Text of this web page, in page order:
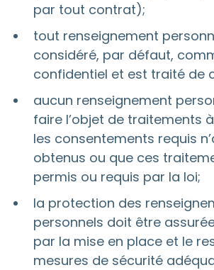
par tout contrat);
tout renseignement
considéré, par défaut,
confidentiel et est traité de
aucun renseignement
faire l’objet de traitements
les consentements requis
obtenus ou que ces
permis ou requis par la loi;
la protection des
personnels doit être
par la mise en place et le
mesures de sécurité